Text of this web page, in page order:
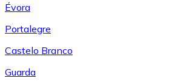
Évora
Portalegre
Castelo Branco
Guarda